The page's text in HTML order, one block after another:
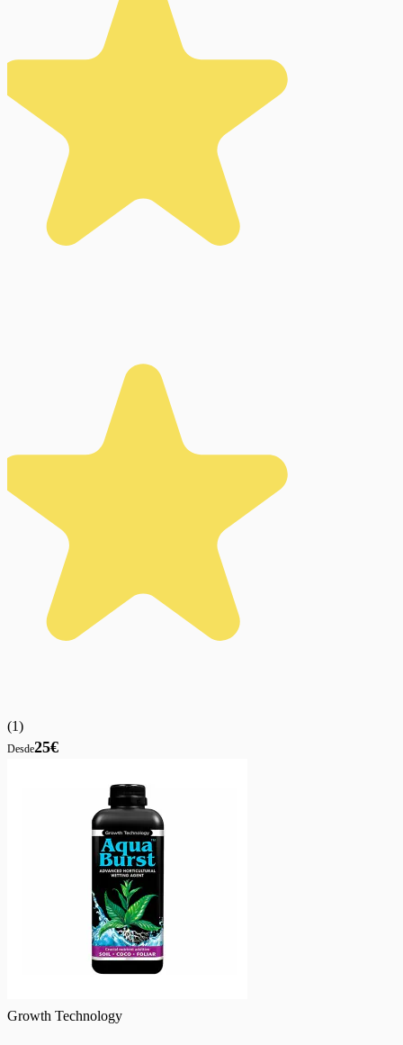
(1)
Desde25€
Growth Technology